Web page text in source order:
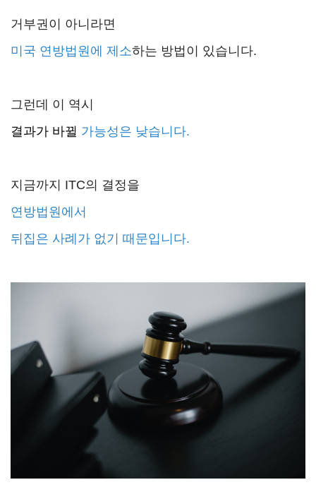
거부권이 아니라면
미국 연방법원에 제소하는 방법이 있습니다.
그런데 이 역시
결과가 바뀔 가능성은 낮습니다.
지금까지 ITC의 결정을
연방법원에서
뒤집은 사례가 없기 때문입니다.